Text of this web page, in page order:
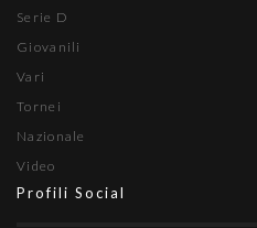
Serie D
Giovanili
Vari
Tornei
Nazionale
Video
Profili Social